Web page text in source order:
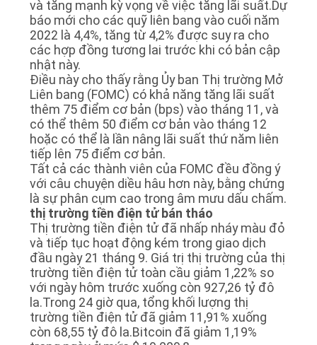
TRANG
WEB
PRIVACY
POLICY
và tăng mạnh kỳ vọng về việc tăng lãi suất.Dự
báo mới cho các quỹ liên bang vào cuối năm
2022 là 4,4%, tăng từ 4,2% được suy ra cho
các hợp đồng tương lai trước khi có bản cập
nhật này.
Điều này cho thấy rằng Ủy ban Thị trường Mở
Liên bang (FOMC) có khả năng tăng lãi suất
thêm 75 điểm cơ bản (bps) vào tháng 11, và
có thể thêm 50 điểm cơ bản vào tháng 12
hoặc có thể là lần nâng lãi suất thứ năm liên
tiếp lên 75 điểm cơ bản.
Tất cả các thành viên của FOMC đều đồng ý
với câu chuyện diều hâu hơn này, bằng chứng
là sự phân cụm cao trong âm mưu dấu chấm.
thị trường tiền điện tử bán tháo
Thị trường tiền điện tử đã nhấp nháy màu đỏ
và tiếp tục hoạt động kém trong giao dịch
đầu ngày 21 tháng 9. Giá trị thị trường của thị
trường tiền điện tử toàn cầu giảm 1,22% so
với ngày hôm trước xuống còn 927,26 tỷ đô
la.Trong 24 giờ qua, tổng khối lượng thị
trường tiền điện tử đã giảm 11,91% xuống
còn 68,55 tỷ đô la.Bitcoin đã giảm 1,19%